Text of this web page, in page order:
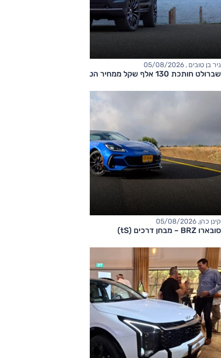
ניר בן טובים , 05/08/2026
שברולט חותכת 130 אלף שקל ממחיר הטאהו
קינן כהן, 05/08/2026
סובארו BRZ – מבחן דרכים (tS)